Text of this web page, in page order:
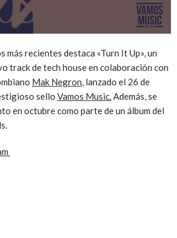
más recientes destaca «Turn It Up», un
track de tech house en colaboración con
Mak Negron , lanzado el 26 de
sello Vamos Music. Además, se
en octubre como parte de un álbum del